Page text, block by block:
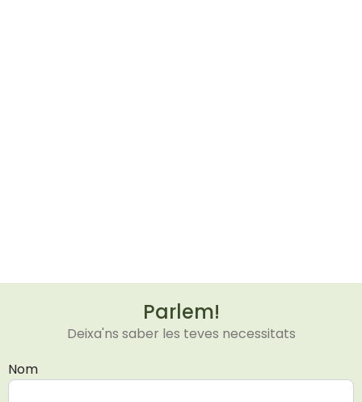
Parlem!
Deixa'ns saber les teves necessitats
Nom